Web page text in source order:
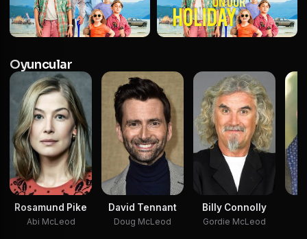
Oyuncular
Rosamund Pike
Abi McLeod
David Tennant
Doug McLeod
Billy Connolly
Gordie McLeod